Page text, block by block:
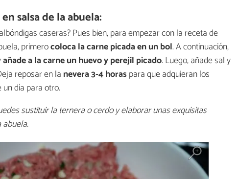
salsa de la abuela:
caseras? Pues bien, para empezar con la receta de
primerocoloca la carne picada en un bol. A continuación,
añade a la carne un huevo y perejil picado. Luego, añade sal y
reposar en la nevera 3-4 horas para que adquieran los
día para otro.
sustituir la ternera o cerdo y elaborar unas exquisitas